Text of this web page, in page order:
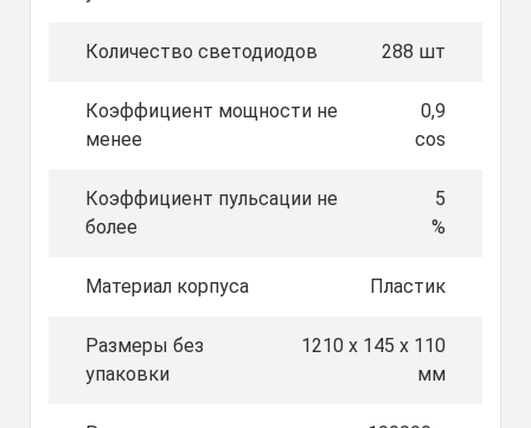
Количество светодиодов 288 шт
Коэффициент мощности не
менее
0,9
cos
Коэффициент пульсации не
более
5
%
Материал корпуса Пластик
Размеры без
упаковки
1210 x 145 x 110
мм